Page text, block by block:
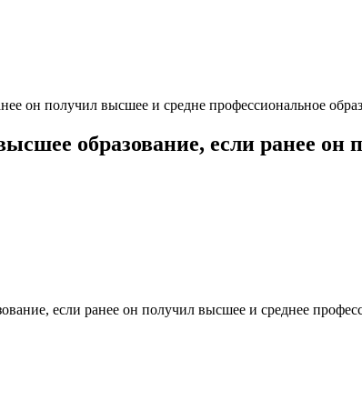
он получил высшее и средне профессиональное
образование, если ранее он
если ранее он получил высшее и среднее